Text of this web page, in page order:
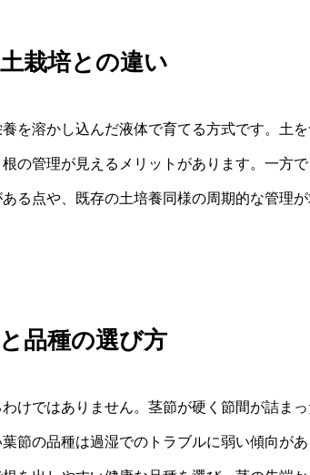
栽培との違い
を溶かし込んだ液体で育てる方式です。土
の管理が見えるメリットがあります。一方
る点や、既存の土培養同様の周期的な管理
品種の選び方
けではありません。茎節が硬く節間が詰ま
節の品種は過湿でのトラブルに弱い傾向が